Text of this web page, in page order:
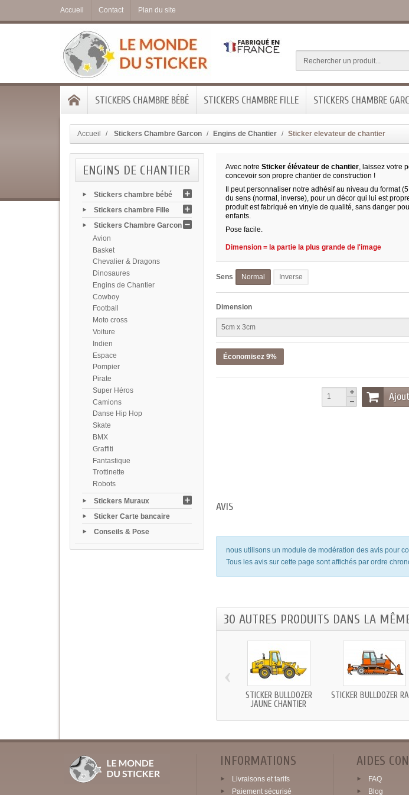
Accueil Contact Plan du site
STICKERS CHAMBRE BÉBÉ STICKERS CHAMBRE FILLE STICKERS CHAMBRE
Accueil Stickers Chambre Garcon Engins de Chantier Sticker elevateur de chantier
ENGINS DE CHANTIER
Stickers chambre bébé
Stickers chambre Fille
Stickers Chambre Garcon
Avion
Basket
Chevalier & Dragons
Dinosaures
Engins de Chantier
Cowboy
Football
Moto cross
Voiture
Indien
Espace
Pompier
Pirate
Super Héros
Camions
Danse Hip Hop
Skate
BMX
Graffiti
Fantastique
Trottinette
Robots
Stickers Muraux
Sticker Carte bancaire
Conseils & Pose
Avec notre Sticker élévateur de chantier, laissez votre
concevoir son propre chantier de construction !
Il peut personnaliser notre adhésif au niveau du format
du sens (normal, inverse), pour un décor qui lui est
produit est fabriqué en vinyle de qualité, sans danger
enfants.
Pose facile.
Dimension = la partie la plus grande de l'image
Sens Normal Inverse
Dimension
Économisez 9%
AVIS
nous utilisons un module de modération des avis pour
Tous les avis sur cette page sont affichés par ordre
30 AUTRES PRODUITS DANS LA
STICKER BULLDOZER
JAUNE CHANTIER
STICKER BULLDOZER
‹
INFORMATIONS
Livraisons et tarifs
Paiement sécurisé
AIDES
FAQ
Blog